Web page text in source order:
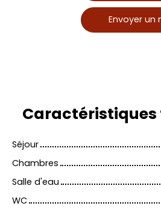
Envoyer un
Caractéristiques
Séjour
Chambres
Salle d'eau
WC